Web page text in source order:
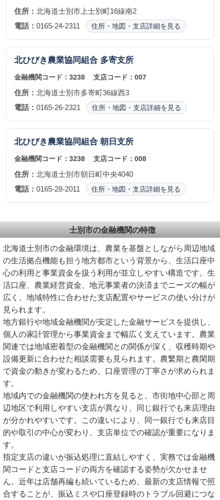
住所： 北海道士別市上士別町16線南2
電話： 0165-24-2311 住所・地図・支店詳細を見る
北ひびき農業協同組合 多寄支所
金融機関コード： 3238 支店コード：007
住所： 北海道士別市多寄町36線西3
電話： 0165-26-2321 住所・地図・支店詳細を見る
北ひびき農業協同組合 朝日支所
金融機関コード： 3238 支店コード：008
住所： 北海道士別市朝日町中央4040
電話： 0165-28-2011 住所・地図・支店詳細を見る
士別市の金融機関の特徴
北海道士別市の金融環境は、農業を基盤としながら周辺地域
の生活拠点機能も担う地方都市という背景から、生活口座中
心の利用と事業資金を扱う利用が並立しやすい構造です。生
活口座、農業経営資金、地元事業者の決済までニーズの幅が
広く、地域特性に合わせた支店配置やサービスの使い分けが
見られます。
地方銀行や地域金融機関が安定した金融サービスを提供し、
個人の家計管理から事業資金まで幅広く支えています。農業
関連では地域密着型の金融機関との関係が深く、収穫時期や
設備更新に合わせた相談需要も見られます。農繁期と農閑期
で資金の動きが変わるため、口座管理の丁寧さが求められま
す。
地域内での金融機関の使われ方を見ると、市街地中心部と周
辺地区で利用しやすい支店が異なり、同じ銀行でも来店理由
が分かれやすいです。この違いにより、同一銀行でも来店目
的や取引の中心が変わり、支店単位での確認が重要になりま
す。
指定支店の違いが振込処理に直結しやすく、実務では金融機
関コードと支店コードの両方を確認する姿勢が欠かせませ
ん。近年は店舗再編も続いているため、最新の支店情報で照
合することが、振込ミスや口座登録時のトラブル回避につな